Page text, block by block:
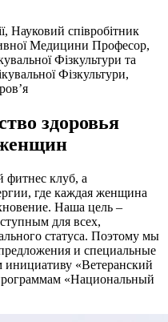
Науковий співробітник
Медицини Професор,
Фізкультури та
Фізкультури,
здоровья
фитнес клуб, а
где каждая женщина
Наша цель –
для всех,
статуса. Поэтому мы
и специальные
«Ветеранский
«Национальный